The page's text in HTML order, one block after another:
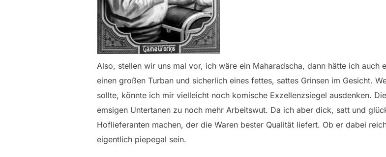
Also, stellen wir uns mal vor, ich wäre ein Maharadscha, dann hätte ich auch
einen großen Turban und sicherlich eines fettes, sattes Grinsen im Gesicht.
sollte, könnte ich mir vielleicht noch komische Exzellenzsiegel ausdenken.
emsigen Untertanen zu noch mehr Arbeitswut. Da ich aber dick, satt und
Hoflieferanten machen, der die Waren bester Qualität liefert. Ob er dabei
eigentlich piepegal sein.